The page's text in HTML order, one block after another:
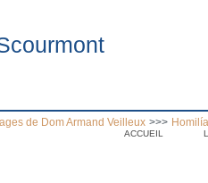
ACCUEIL
de Dom Armand Veilleux >>>